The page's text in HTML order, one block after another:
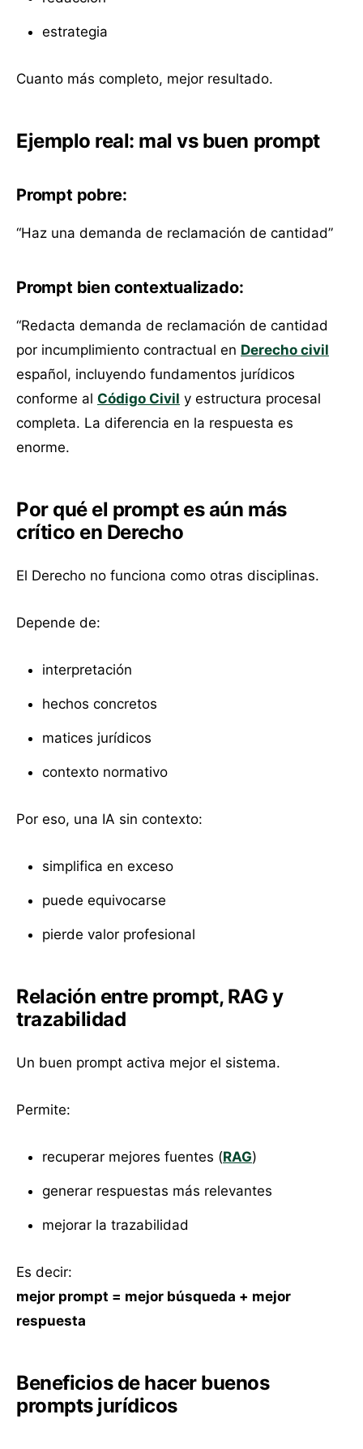
estrategia
Cuanto más completo, mejor resultado.
Ejemplo real: mal vs buen prompt
Prompt pobre:
“Haz una demanda de reclamación de cantidad”
Prompt bien contextualizado:
“Redacta demanda de reclamación de cantidad
por incumplimiento contractual en Derecho civil
español, incluyendo fundamentos jurídicos
conforme al Código Civil y estructura procesal
completa. La diferencia en la respuesta es
enorme.
Por qué el prompt es aún más
crítico en Derecho
El Derecho no funciona como otras disciplinas.
Depende de:
interpretación
hechos concretos
matices jurídicos
contexto normativo
Por eso, una IA sin contexto:
simplifica en exceso
puede equivocarse
pierde valor profesional
Relación entre prompt, RAG y
trazabilidad
Un buen prompt activa mejor el sistema.
Permite:
recuperar mejores fuentes (RAG)
generar respuestas más relevantes
mejorar la trazabilidad
Es decir:
mejor prompt = mejor búsqueda + mejor
respuesta
Beneficios de hacer buenos
prompts jurídicos